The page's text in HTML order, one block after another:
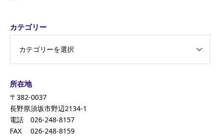
カテゴリー
所在地
〒382-0037
長野県須坂市野辺2134-1
電話 026-248-8157
FAX 026-248-8159